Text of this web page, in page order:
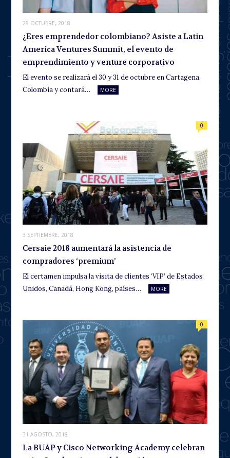
28 OCTUBRE, 2018
¿Eres emprendedor colombiano? Asiste a Latin
America Ventures Summit, el evento de
emprendimiento y venture corporativo
El evento se realizará el 30 y 31 de octubre en Cartagena,
Colombia y contará…
MORE
3 SEPTIEMBRE, 2018
0
Cersaie 2018 aumentará la asistencia de
compradores ‘premium’
El certamen impulsa la visita de clientes ‘VIP’ de Estados
Unidos, Canadá, Hong Kong, países…
MORE
31 AGOSTO, 2018
0
La BUAP y Cisco Networking Academy celebran